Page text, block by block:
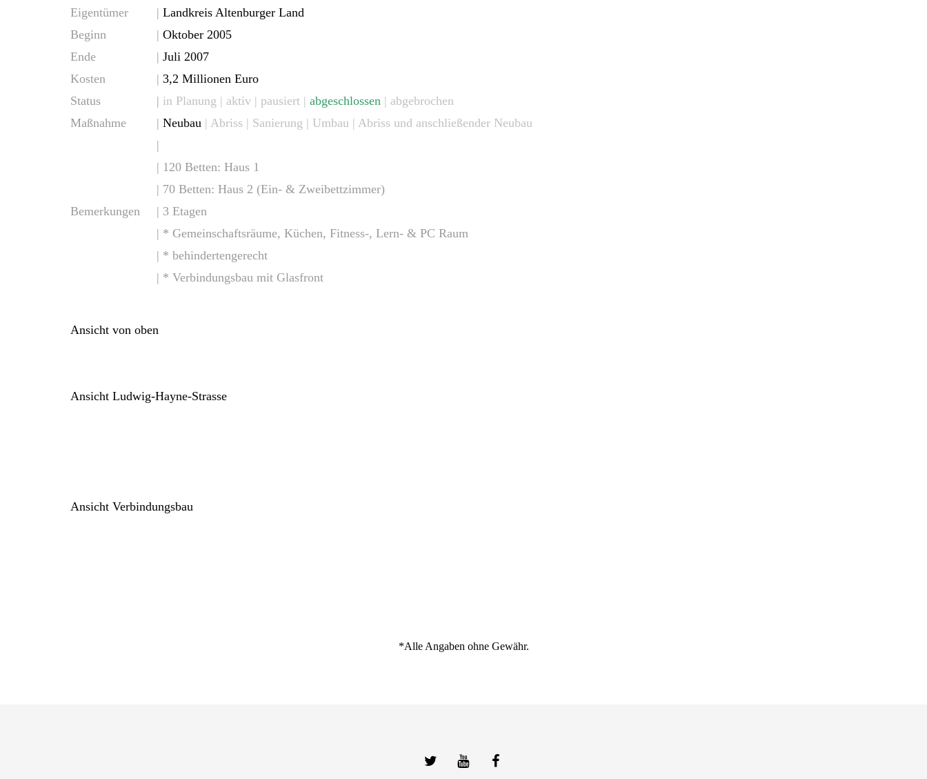
Eigentümer | Landkreis Altenburger Land
Beginn
| Oktober 2005
Ende
| Juli 2007
Kosten
| 3,2 Millionen Euro
Status
| in Planung | aktiv | pausiert | abgeschlossen | abgebrochen
Maßnahme
| Neubau | Abriss | Sanierung | Umbau | Abriss und anschließender Neubau
Bemerkungen
|
| 120 Betten: Haus 1
| 70 Betten: Haus 2 (Ein- & Zweibettzimmer)
| 3 Etagen
| * Gemeinschaftsräume, Küchen, Fitness-, Lern- & PC Raum
| * behindertengerecht
| * Verbindungsbau mit Glasfront
Ansicht von oben
Ansicht Ludwig-Hayne-Strasse
Ansicht Verbindungsbau
*Alle Angaben ohne Gewähr.